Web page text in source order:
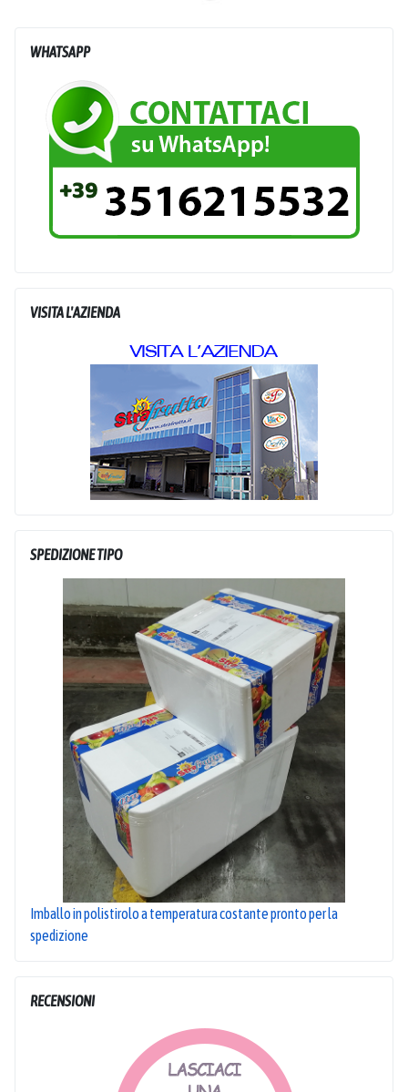
WHATSAPP
VISITA L'AZIENDA
SPEDIZIONE TIPO
Imballo in polistirolo a temperatura costante pronto per la
spedizione
RECENSIONI